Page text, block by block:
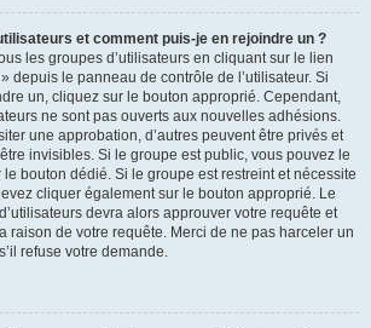
et comment puis-je en rejoindre un ?
les groupes d’utilisateurs en cliquant sur le lien
depuis le panneau de contrôle de l’utilisateur. Si
un, cliquez sur le bouton approprié. Cependant,
ne sont pas ouverts aux nouvelles adhésions.
une approbation, d’autres peuvent être privés et
invisibles. Si le groupe est public, vous pouvez le
bouton dédié. Si le groupe est restreint et nécessite
cliquer également sur le bouton approprié. Le
devra alors approuver votre requête et
raison de votre requête. Merci de ne pas harceler un
refuse votre demande.